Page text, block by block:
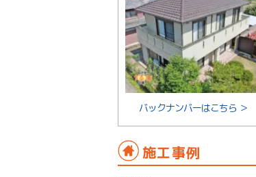
バックナンバーはこちら ＞
施工事例